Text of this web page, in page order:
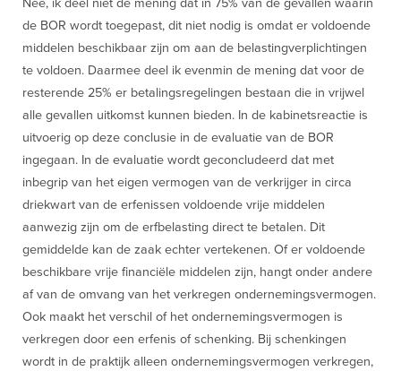
Nee, ik deel niet de mening dat in 75% van de gevallen waarin
de BOR wordt toegepast, dit niet nodig is omdat er voldoende
middelen beschikbaar zijn om aan de belastingverplichtingen
te voldoen. Daarmee deel ik evenmin de mening dat voor de
resterende 25% er betalingsregelingen bestaan die in vrijwel
alle gevallen uitkomst kunnen bieden. In de kabinetsreactie is
uitvoerig op deze conclusie in de evaluatie van de BOR
ingegaan. In de evaluatie wordt geconcludeerd dat met
inbegrip van het eigen vermogen van de verkrijger in circa
driekwart van de erfenissen voldoende vrije middelen
aanwezig zijn om de erfbelasting direct te betalen. Dit
gemiddelde kan de zaak echter vertekenen. Of er voldoende
beschikbare vrije financiële middelen zijn, hangt onder andere
af van de omvang van het verkregen ondernemingsvermogen.
Ook maakt het verschil of het ondernemingsvermogen is
verkregen door een erfenis of schenking. Bij schenkingen
wordt in de praktijk alleen ondernemingsvermogen verkregen,